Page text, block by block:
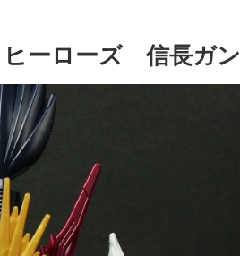
ヒーローズ 信長ガ